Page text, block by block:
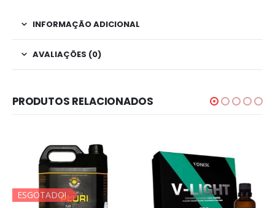
INFORMAÇÃO ADICIONAL
AVALIAÇÕES (0)
PRODUTOS RELACIONADOS
ESGOTADO!